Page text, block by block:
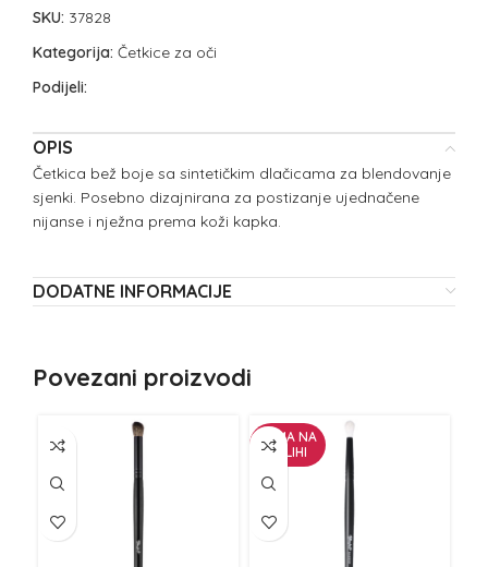
SKU: 37828
Kategorija: Četkice za oči
Podijeli:
OPIS
Četkica bež boje sa sintetičkim dlačicama za blendovanje
sjenki. Posebno dizajnirana za postizanje ujednačene
nijanse i nježna prema koži kapka.
DODATNE INFORMACIJE
Povezani proizvodi
NEMA NA
ZALIHI